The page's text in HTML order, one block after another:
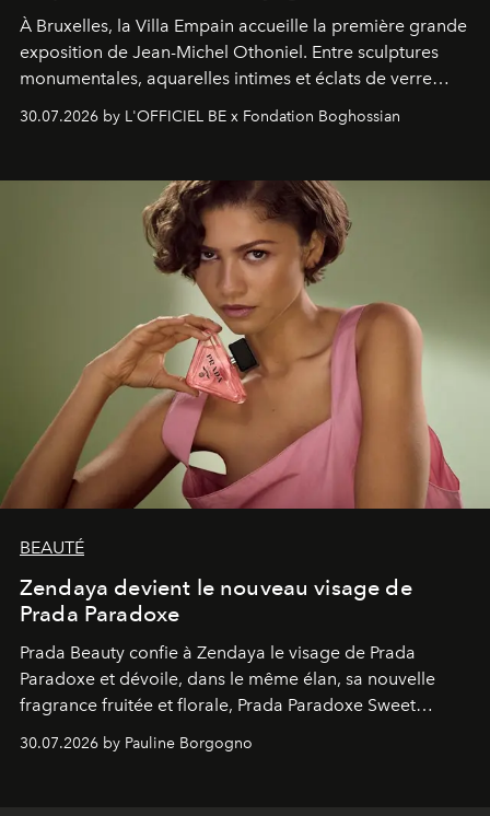
À Bruxelles, la Villa Empain accueille la première grande
exposition de Jean-Michel Othoniel. Entre sculptures
monumentales, aquarelles intimes et éclats de verre
soufflé, l’artiste français compose un itinéraire
émotionnel où chaque œuvre devient le souvenir
émerveillement.
30.07.2026 by L'OFFICIEL BE x Fondation Boghossian
BEAUTÉ
Zendaya devient le nouveau visage de
Prada Paradoxe
Prada Beauty confie à Zendaya le visage de Prada
Paradoxe et dévoile, dans le même élan, sa nouvelle
fragrance fruitée et florale, Prada Paradoxe Sweet
Chemistry Eau de Parfum.
30.07.2026 by Pauline Borgogno